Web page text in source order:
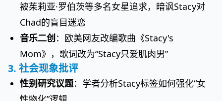
被茱莉亚·罗伯茨等多名女星追求，暗讽Stacy对
Chad的盲目迷恋
音乐二创 ：欧美网友改编歌曲《Stacy's
Mom》，歌词改为“Stacy只爱肌肉男”
3. 社会现象批评
性别研究议题：学者分析Stacy标签如何强化“女